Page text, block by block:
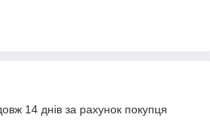
14 днів за рахунок покупця